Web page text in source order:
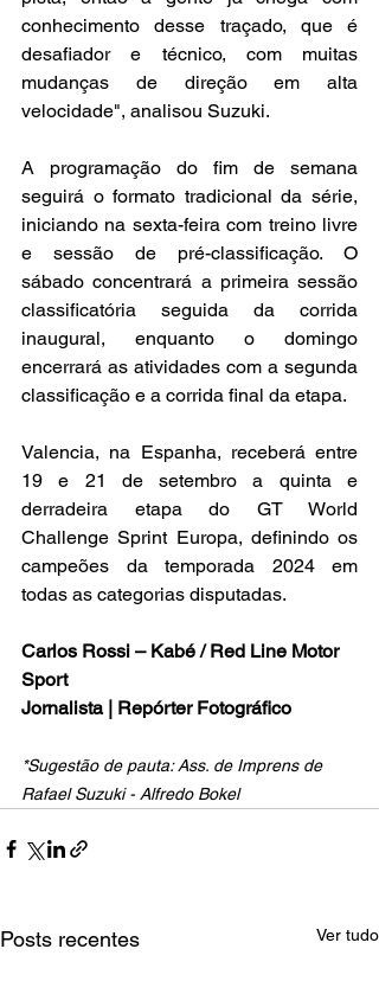
conhecimento desse traçado, que é
desafiador e técnico, com muitas
mudanças de direção em alta
velocidade", analisou Suzuki.
A programação do fim de semana
seguirá o formato tradicional da série,
iniciando na sexta-feira com treino livre
e sessão de pré-classificação. O
sábado concentrará a primeira sessão
classificatória seguida da corrida
inaugural, enquanto o domingo
encerrará as atividades com a segunda
classificação e a corrida final da etapa.
Valencia, na Espanha, receberá entre
19 e 21 de setembro a quinta e
derradeira etapa do GT World
Challenge Sprint Europa, definindo os
campeões da temporada 2024 em
todas as categorias disputadas.
Carlos Rossi – Kabé / Red Line Motor
Sport
Jornalista | Repórter Fotográfico
*Sugestão de pauta: Ass. de Imprens de
Rafael Suzuki - Alfredo Bokel
Posts recentes Ver tudo